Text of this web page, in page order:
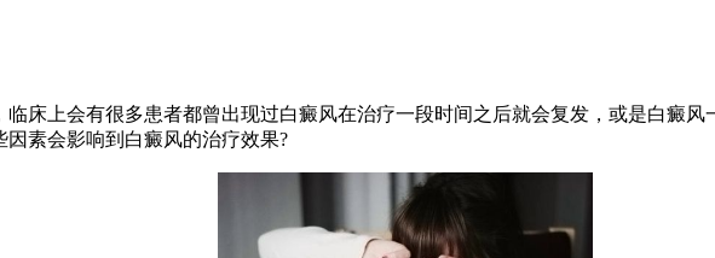
上会有很多患者都曾出现过白癜风在治疗一段时间之后就会复发，或是白癜风
因素会影响到白癜风的治疗效果?